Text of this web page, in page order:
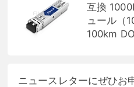
互換
ュール（
100km
ニュースレターにぜひお